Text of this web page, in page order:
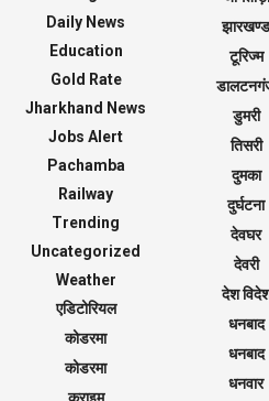
Daily News
Education
Gold Rate
Jharkhand News
Jobs Alert
Pachamba
Railway
Trending
Uncategorized
Weather
एडिटोरियल
कोडरमा
कोडरमा
झारखण्ड
टूरिज्म
डुमरी
तिसरी
दुमका
दुर्घटना
देवघर
देवरी
देश
धनबाद
धनबाद
धनवार